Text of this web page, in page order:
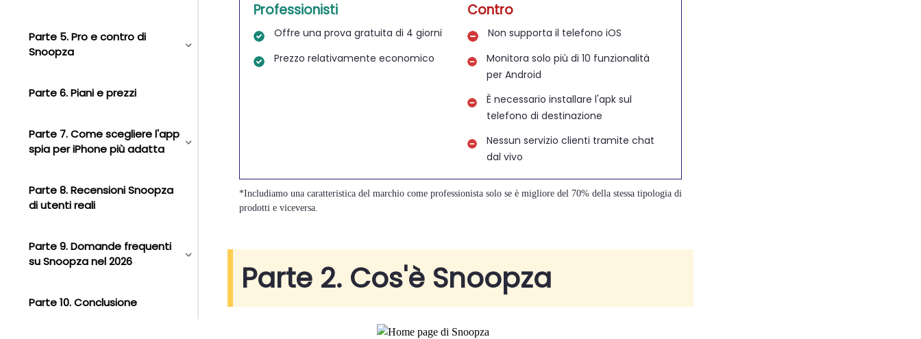
Parte 5. Pro e contro di
Snoopza
Parte 6. Piani e prezzi
Parte 7. Come scegliere l'app
spia per iPhone più adatta
Parte 8. Recensioni Snoopza
di utenti reali
Parte 9. Domande frequenti
su Snoopza nel 2026
Parte 10. Conclusione
Professionisti
Offre una prova gratuita di 4 giorni
Prezzo relativamente economico
Contro
Non supporta il telefono iOS
Monitora solo più di 10 funzionalità
per Android
È necessario installare l'apk sul
telefono di destinazione
Nessun servizio clienti tramite chat
dal vivo
*Includiamo una caratteristica del marchio come professionista solo se è migliore del 70% della stessa tipologia di
prodotti e viceversa.
Parte 2. Cos'è Snoopza